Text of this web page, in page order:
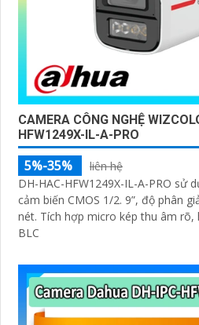
CAMERA CÔNG NGHỆ
HFW1249X-IL-A-PRO
5%-35%
liên hệ
DH-HAC-HFW1249X-IL-A-PRO sử
cảm biến CMOS 1/2. 9”, độ phân
nét. Tích hợp micro kép thu âm rõ, hỗ trợ WDR, 3DNR, HLC,
BLC